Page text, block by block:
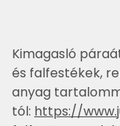
Kimagasló
és falfestékek,
anyag
tól: https://